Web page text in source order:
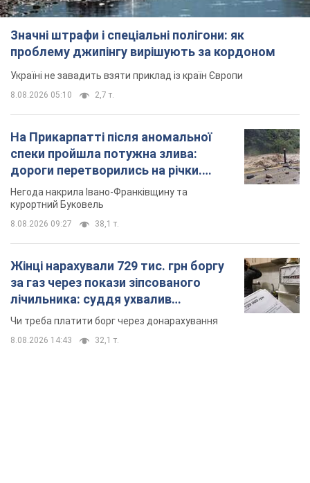
Значні штрафи і спеціальні полігони: як
проблему джипінгу вирішують за кордоном
Україні не завадить взяти приклад із країн Європи
8.08.2026 05:10 2,7 т.
На Прикарпатті після аномальної
спеки пройшла потужна злива:
дороги перетворились на річки.
Відео
Негода накрила Івано-Франківщину та
курортний Буковель
8.08.2026 09:27 38,1 т.
Жінці нарахували 729 тис. грн боргу
за газ через покази зіпсованого
лічильника: суддя ухвалив
неочікуване рішення
Чи треба платити борг через донарахування
8.08.2026 14:43 32,1 т.